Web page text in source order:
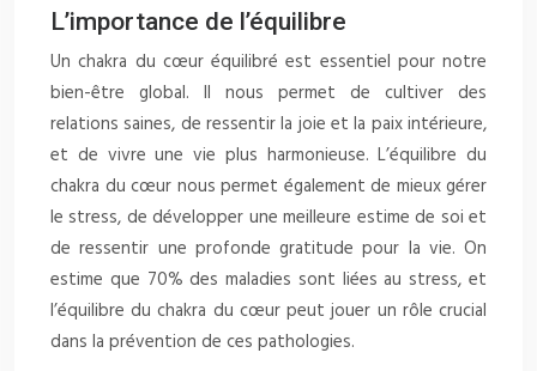
L’importance de l’équilibre
Un chakra du cœur équilibré est essentiel pour notre
bien-être global. Il nous permet de cultiver des
relations saines, de ressentir la joie et la paix intérieure,
et de vivre une vie plus harmonieuse. L’équilibre du
chakra du cœur nous permet également de mieux gérer
le stress, de développer une meilleure estime de soi et
de ressentir une profonde gratitude pour la vie. On
estime que 70% des maladies sont liées au stress, et
l’équilibre du chakra du cœur peut jouer un rôle crucial
dans la prévention de ces pathologies.